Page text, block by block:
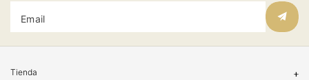
Email
Tienda